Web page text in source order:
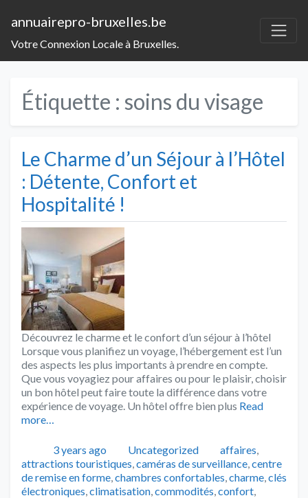
annuairepro-bruxelles.be
Votre Connexion Locale à Bruxelles.
Étiquette : soins du visage
Le Charme d’un Séjour à l’Hôtel
: Détente, Confort et
Hospitalité !
Découvrez le charme et le confort d’un séjour à l’hôtel
Lorsque vous planifiez un voyage, l’hébergement est l’un
des aspects les plus importants à prendre en compte.
Que vous voyagiez pour affaires ou pour le plaisir, choisir
un bon hôtel peut faire toute la différence dans votre
expérience de voyage. Un hôtel offre bien plus Read
more…
Publié3 years ago Catégories
Uncategorized Tags
affaires,
attractions touristiques,caméras de surveillance,centre
de remise en forme,chambres confortables,charme,clés
électroniques,climatisation,commodités,confort,